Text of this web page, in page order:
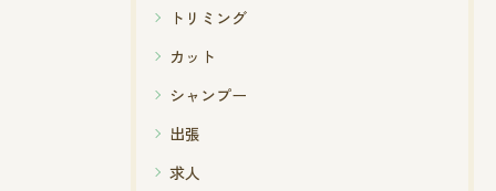
トリミング
カット
シャンプー
出張
求人